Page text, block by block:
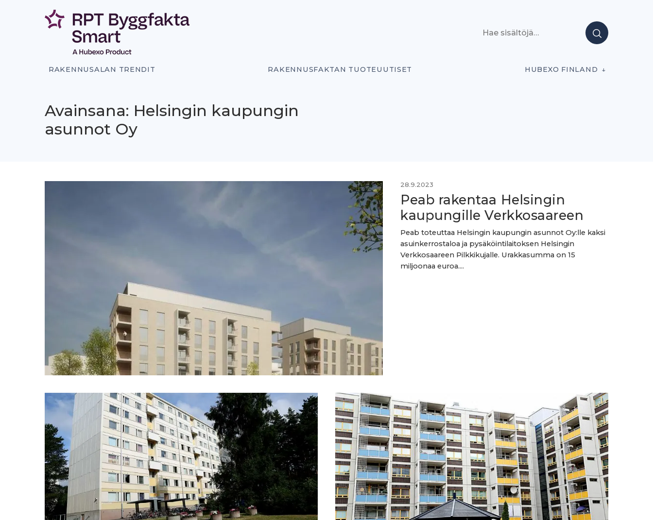
RAKENNUSALAN TRENDIT RAKENNUSFAKTAN TUOTEUUTISET HUBEXO FINLAND
Avainsana: Helsingin kaupungin
asunnot Oy
28.9.2023
Peab rakentaa Helsingin
kaupungille Verkkosaareen
Peab toteuttaa Helsingin kaupungin asunnot Oy:lle kaksi
asuinkerrostaloa ja pysäköintilaitoksen Helsingin
Verkkosaareen Pilkkikujalle. Urakkasumma on 15
miljoonaa euroa....